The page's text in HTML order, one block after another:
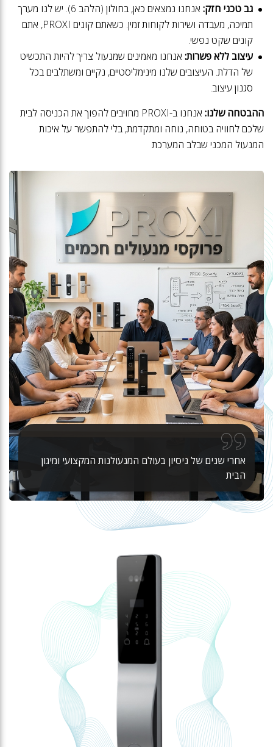
גב טכני חזק:
אנחנו נמצאים כאן, בחולון (הלהב 6). יש לנו מערך
תמיכה, מעבדה ושירות לקוחות זמין. כשאתם קונים PROXI, אתם
קונים שקט נפשי.
עיצוב ללא פשרות: אנחנו מאמינים שמנעול צריך להיות התכשיט
של הדלת. העיצובים שלנו מינימליסטיים, נקיים ומשתלבים בכל
סגנון עיצוב.
ההבטחה שלנו:
אנחנו ב-PROXI מחויבים להפוך את הכניסה לבית
שלכם לחוויה בטוחה, נוחה ומתקדמת, בלי להתפשר על איכות
המנעול המכני שבלב המערכת
אחרי שנים של ניסיון בעולם המנעולנות המקצועי ומיגון
הבית